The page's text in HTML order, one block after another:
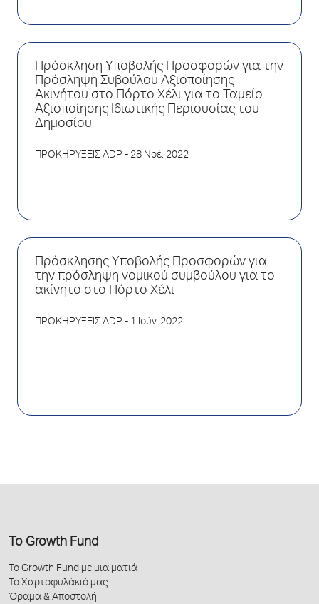
Πρόσκληση Υποβολής Προσφορών για την
Πρόσληψη Συβούλου Αξιοποίησης
Ακινήτου στο Πόρτο Χέλι για το Ταμείο
Αξιοποίησης Ιδιωτικής Περιουσίας του
Δημοσίου
ΠΡΟΚΗΡΥΞΕΙΣ ADP - 28 Νοέ. 2022
Πρόσκλησης Υποβολής Προσφορών για
την πρόσληψη νομικού συμβούλου για το
ακίνητο στο Πόρτο Χέλι
ΠΡΟΚΗΡΥΞΕΙΣ ADP - 1 Ιούν. 2022
Το Growth Fund
Το Growth Fund με μια ματιά
Το Χαρτοφυλάκιό μας
Όραμα & Αποστολή